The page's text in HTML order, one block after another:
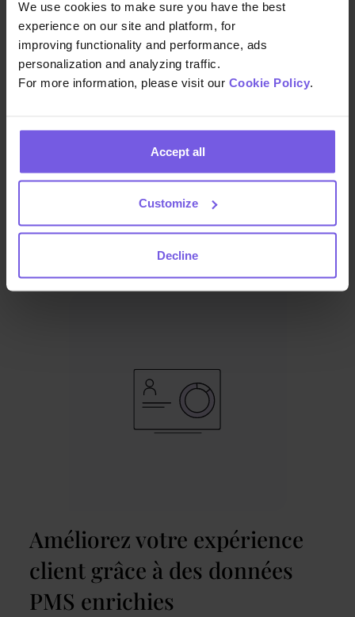
We use cookies to make sure you have the best
experience on our site and platform, for
improving functionality and performance, ads
personalization and analyzing traffic.
For more information, please visit our Cookie Policy
Accept all
Customize
Decline
Bokun Rezdy
POS
Améliorez votre expérience
client grâce à des données
PMS enrichies